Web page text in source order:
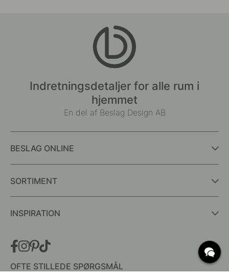
Indretningsdetaljer for alle rum i
hjemmet
En del af Beslag Design AB
BESLAG ONLINE
SORTIMENT
INSPIRATION
OFTE STILLEDE SPØRGSMÅL